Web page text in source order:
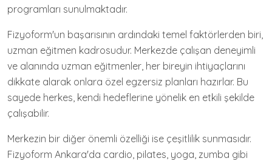
programları sunulmaktadır.
Fizyoform'un başarısının ardındaki temel faktörlerden biri,
uzman eğitmen kadrosudur. Merkezde çalışan deneyimli
ve alanında uzman eğitmenler, her bireyin ihtiyaçlarını
dikkate alarak onlara özel egzersiz planları hazırlar. Bu
sayede herkes, kendi hedeflerine yönelik en etkili şekilde
çalışabilir.
Merkezin bir diğer önemli özelliği ise çeşitlilik sunmasıdır.
Fizyoform Ankara'da cardio, pilates, yoga, zumba gibi